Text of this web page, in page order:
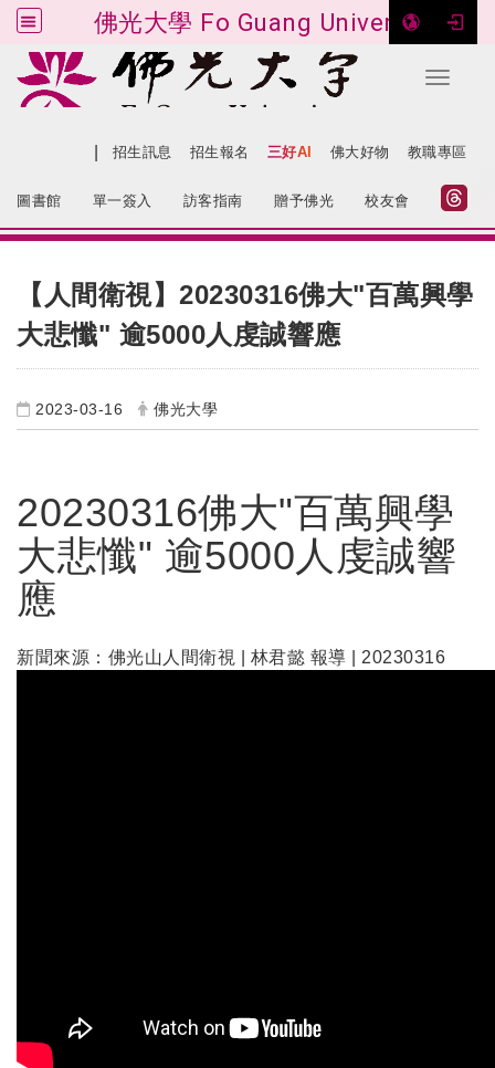
佛光大學 Fo Guang University
Toggle
跳到主要內容
招生訊息 招生報名 三好AI 佛大好物 教職專區
圖書館 單一簽入 訪客指南 贈予佛光 校友會
【人間衛視】20230316佛大"百萬興學
大悲懺" 逾5000人虔誠響應
2023-03-16 佛光大學
20230316佛大"百萬興學
大悲懺" 逾5000人虔誠響
應
新聞來源：佛光山人間衛視 | 林君懿 報導 | 20230316